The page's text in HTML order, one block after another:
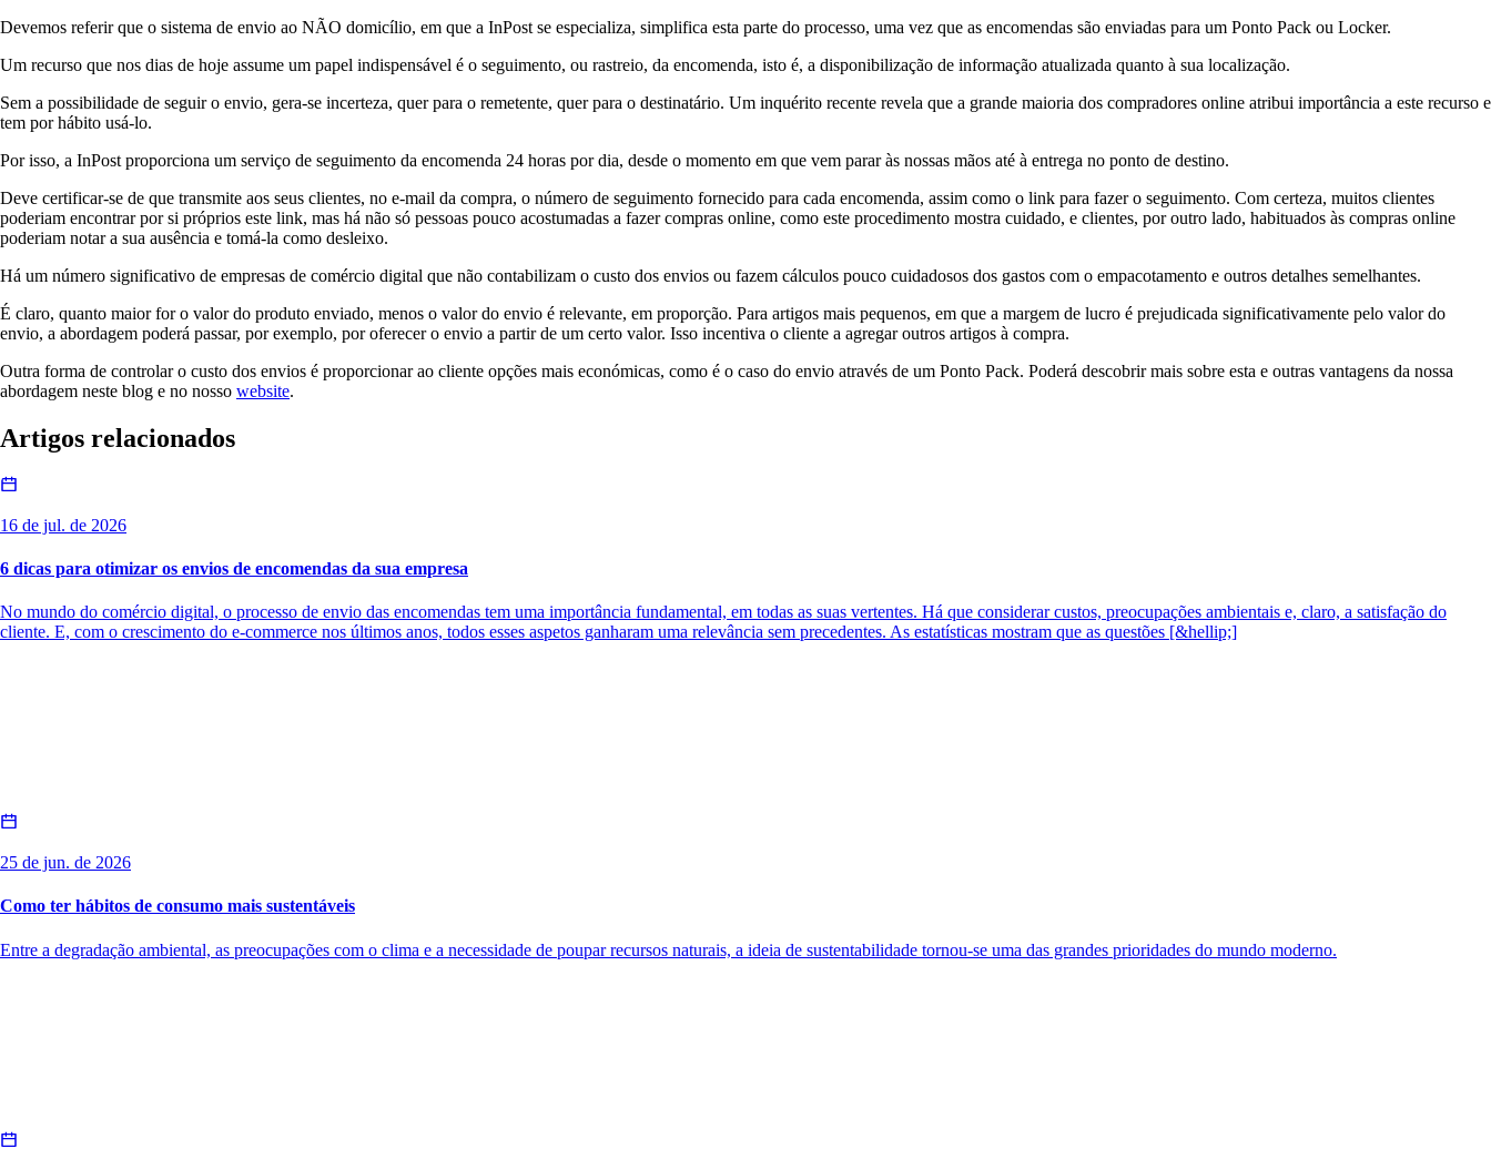
Devemos referir que o sistema de envio ao NÃO domicílio, em que a InPost se especializa, simplifica esta parte do processo, uma vez que as encomendas são enviadas para um Ponto Pack ou Locker.
Um recurso que nos dias de hoje assume um papel indispensável é o seguimento, ou rastreio, da encomenda, isto é, a disponibilização de informação atualizada quanto à sua localização.
Sem a possibilidade de seguir o envio, gera-se incerteza, quer para o remetente, quer para o destinatário. Um inquérito recente revela que a grande maioria dos compradores online atribui importância a este recurso e
tem por hábito usá-lo.
Por isso, a InPost proporciona um serviço de seguimento da encomenda 24 horas por dia, desde o momento em que vem parar às nossas mãos até à entrega no ponto de destino.
Deve certificar-se de que transmite aos seus clientes, no e-mail da compra, o número de seguimento fornecido para cada encomenda, assim como o link para fazer o seguimento. Com certeza, muitos clientes
poderiam encontrar por si próprios este link, mas há não só pessoas pouco acostumadas a fazer compras online, como este procedimento mostra cuidado, e clientes, por outro lado, habituados às compras online
poderiam notar a sua ausência e tomá-la como desleixo.
Há um número significativo de empresas de comércio digital que não contabilizam o custo dos envios ou fazem cálculos pouco cuidadosos dos gastos com o empacotamento e outros detalhes semelhantes.
É claro, quanto maior for o valor do produto enviado, menos o valor do envio é relevante, em proporção. Para artigos mais pequenos, em que a margem de lucro é prejudicada significativamente pelo valor do
envio, a abordagem poderá passar, por exemplo, por oferecer o envio a partir de um certo valor. Isso incentiva o cliente a agregar outros artigos à compra.
Outra forma de controlar o custo dos envios é proporcionar ao cliente opções mais económicas, como é o caso do envio através de um Ponto Pack. Poderá descobrir mais sobre esta e outras vantagens da nossa
abordagem neste blog e no nosso website.
Artigos relacionados
16 de jul. de 2026
6 dicas para otimizar os envios de encomendas da sua empresa
No mundo do comércio digital, o processo de envio das encomendas tem uma importância fundamental, em todas as suas vertentes. Há que considerar custos, preocupações ambientais e, claro, a satisfação do
cliente. E, com o crescimento do e-commerce nos últimos anos, todos esses aspetos ganharam uma relevância sem precedentes. As estatísticas mostram que as questões [&hellip;]
25 de jun. de 2026
Como ter hábitos de consumo mais sustentáveis
Entre a degradação ambiental, as preocupações com o clima e a necessidade de poupar recursos naturais, a ideia de sustentabilidade tornou-se uma das grandes prioridades do mundo moderno.